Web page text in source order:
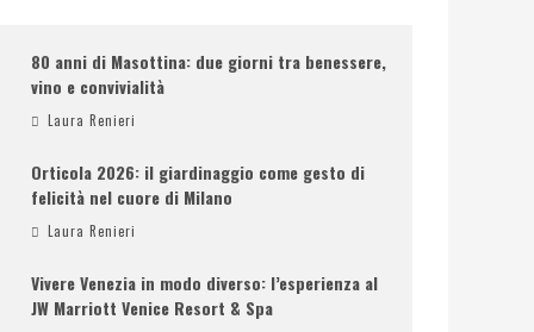
80 anni di Masottina: due giorni tra benessere,
vino e convivialità
Laura Renieri
Orticola 2026: il giardinaggio come gesto di
felicità nel cuore di Milano
Laura Renieri
Vivere Venezia in modo diverso: l’esperienza al
JW Marriott Venice Resort & Spa